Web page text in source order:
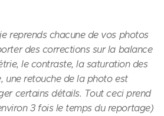
reprends chacune de vos photos
des corrections sur la balance
le contraste, la saturation des
une retouche de la photo est
certains détails. Tout ceci prend
3 fois le temps du reportage)